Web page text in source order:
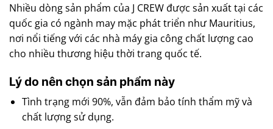
Nhiều dòng sản phẩm của J CREW được sản xuất tại các
quốc gia có ngành may mặc phát triển như Mauritius,
nơi nổi tiếng với các nhà máy gia công chất lượng cao
cho nhiều thương hiệu thời trang quốc tế.
Lý do nên chọn sản phẩm này
Tình trạng mới 90%, vẫn đảm bảo tính thẩm mỹ và
chất lượng sử dụng.